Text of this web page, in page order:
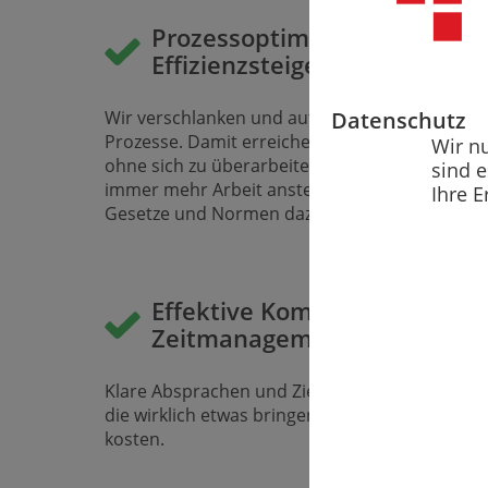
Datenschutz
Wir
sind
Ihre
Prozessoptimierung und
Effizienz­steigerung
Wir verschlanken und automati­sieren Ihre
Prozesse. Damit erreichen Ihre Teams die
ohne sich zu überarbeiten. Und das obwohl
immer mehr Arbeit ansteht und ständig neue
Gesetze und Normen dazukommen.
Effektive Kommuni­kation und
Zeit­management
Klare Absprachen und Ziele führen zu Treffen,
die wirklich etwas bringen, statt nur Zeit zu
kosten.